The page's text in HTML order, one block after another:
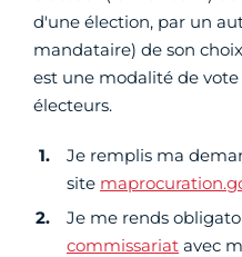
d'une élection, par un
mandataire) de son
est une modalité de
électeurs.
Je remplis ma
site
Je me rends
commissariat avec